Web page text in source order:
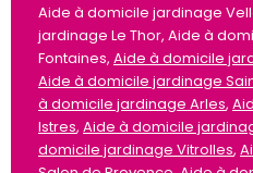
Aide à domicile jardinage
jardinage Le Thor, Aide à
Fontaines, Aide à domicile
Aide à domicile jardinage
à domicile jardinage Arles,
Istres, Aide à domicile
domicile jardinage Vitrolles,